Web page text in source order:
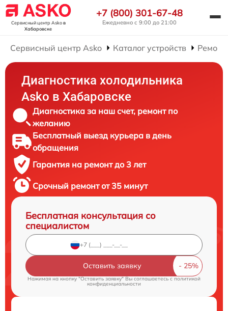
Сервисный центр Askoв
Хабаровске
+7 (800) 301-67-48
Ежедневно с 9:00 до 21:00
Сервисный центр Asko Каталог устройств
Диагностика холодильника
Asko в Хабаровске
Диагностика за наш счет, ремонт по
желанию
Бесплатный выезд курьера в день
обращения
Гарантия на ремонт до 3 лет
Срочный ремонт от 35 минут
Бесплатная консультация со
специалистом
Оставить заявку
Нажимая на кнопку "Оставить заявку" Вы соглашаетесь cполитикой
конфиденциальности